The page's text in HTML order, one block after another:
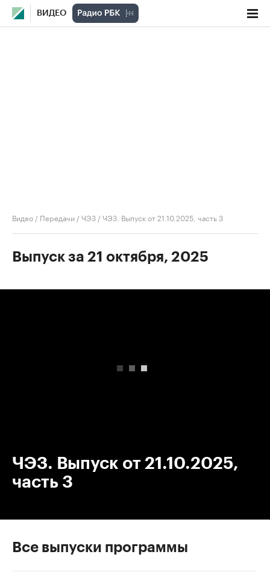
ВИДЕО
Видео / Передачи /ЧЭЗ /ЧЭЗ. Выпуск от 21.10.2025, часть 3
Выпуск за 21 октября, 2025
ЧЭЗ. Выпуск от 21.10.2025,
часть 3
Все выпуски программы